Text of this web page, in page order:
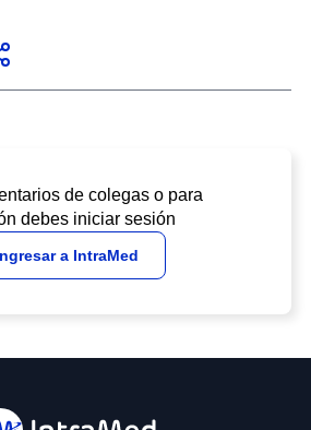
de colegas o para
debes iniciar sesión
a IntraMed